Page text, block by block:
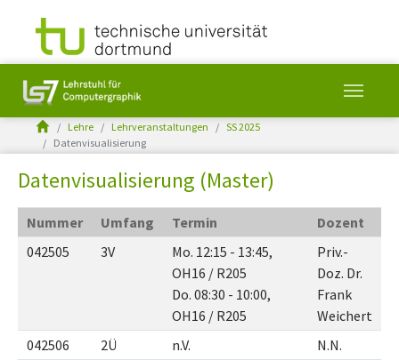
Skip to main content
You are here:
Lehre Lehrveranstaltungen
SS 2025
Datenvisualisierung
Datenvisualisierung (Master)
Nummer Umfang Termin
Dozent
042505
3V
Mo. 12:15 - 13:45,
OH16 / R205
Do. 08:30 - 10:00,
OH16 / R205
Priv.-
Doz. Dr.
Frank
Weichert
042506
2Ü n.V. N.N.